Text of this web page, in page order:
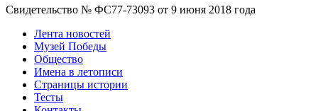
Свидетельство № ФС77-73093 от 9 июня 2018 года
Лента новостей
Музей Победы
Общество
Имена в летописи
Страницы истории
Тесты